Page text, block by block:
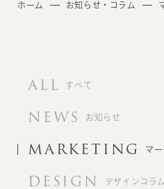
ホーム お知らせ・コラム
ALL すべて
NEWS お知らせ
MARKETING マ
DESIGN デザインコラム